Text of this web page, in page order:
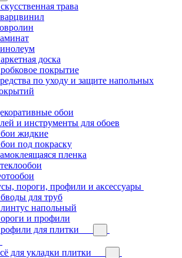
трава
доска
покрытие
по уходу и защите напольных
обои
и инструменты для обоев
жидкие
под покраску
пленка
пороги, профили и аксессуары
для труб
напольный
и профили
для плитки
для укладки плитки